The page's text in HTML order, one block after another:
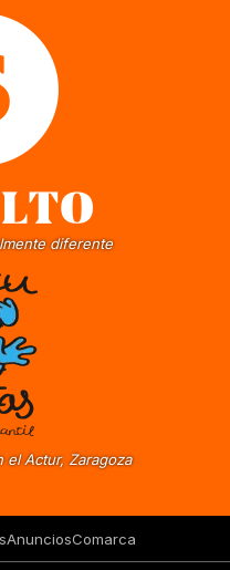
diferente
el Actur, Zaragoza
AnunciosComarca